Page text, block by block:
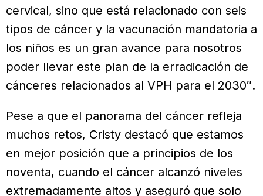
cervical, sino que está relacionado con seis
tipos de cáncer y la vacunación mandatoria a
los niños es un gran avance para nosotros
poder llevar este plan de la erradicación de
cánceres relacionados al VPH para el 2030″.
Pese a que el panorama del cáncer refleja
muchos retos, Cristy destacó que estamos
en mejor posición que a principios de los
noventa, cuando el cáncer alcanzó niveles
extremadamente altos y aseguró que solo